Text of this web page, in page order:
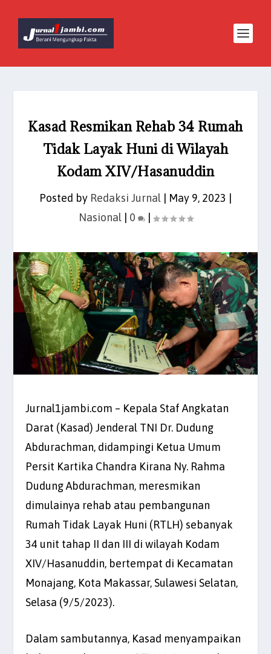
Kasad Resmikan Rehab 34 Rumah
Tidak Layak Huni di Wilayah
Kodam XIV/Hasanuddin
Posted by Redaksi Jurnal May 9, 2023
Nasional| 0 |
Jurnal1jambi.com – Kepala Staf Angkatan
Darat (Kasad) Jenderal TNI Dr. Dudung
Abdurachman, didampingi Ketua Umum
Persit Kartika Chandra Kirana Ny. Rahma
Dudung Abdurachman, meresmikan
dimulainya rehab atau pembangunan
Rumah Tidak Layak Huni (RTLH) sebanyak
34 unit tahap II dan III di wilayah Kodam
XIV/Hasanuddin, bertempat di Kecamatan
Monajang, Kota Makassar, Sulawesi Selatan,
Selasa (9/5/2023).
Dalam sambutannya, Kasad menyampaikan